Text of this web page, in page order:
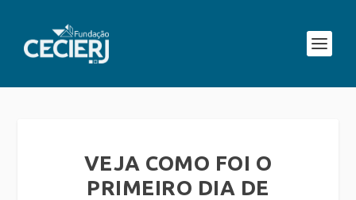
VEJA COMO FOI O
PRIMEIRO DIA DE